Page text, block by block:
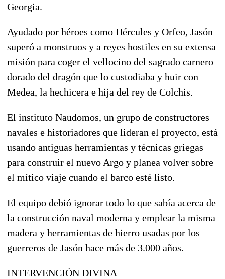
Georgia.
Ayudado por héroes como Hércules y Orfeo, Jasón
superó a monstruos y a reyes hostiles en su extensa
misión para coger el vellocino del sagrado carnero
dorado del dragón que lo custodiaba y huir con
Medea, la hechicera e hija del rey de Colchis.
El instituto Naudomos, un grupo de constructores
navales e historiadores que lideran el proyecto, está
usando antiguas herramientas y técnicas griegas
para construir el nuevo Argo y planea volver sobre
el mítico viaje cuando el barco esté listo.
El equipo debió ignorar todo lo que sabía acerca de
la construcción naval moderna y emplear la misma
madera y herramientas de hierro usadas por los
guerreros de Jasón hace más de 3.000 años.
INTERVENCIÓN DIVINA